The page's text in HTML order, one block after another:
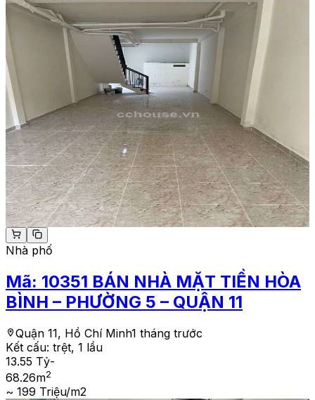
Nhà phố
Mã: 10351 BÁN NHÀ MẶT TIỀN HÒA
BÌNH – PHƯỜNG 5 – QUẬN 11
Quận 11, Hồ Chí Minh1 tháng trước
Kết cấu: trệt, 1 lầu
13.55 Tỷ-
68.26m2
~ 199 Triệu/m2